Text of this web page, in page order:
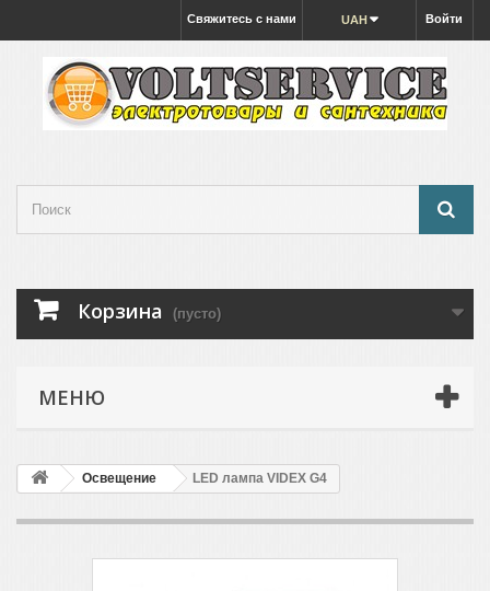
Войти
UAH
Свяжитесь с нами
Корзина (пусто)
МЕНЮ
Освещение LED лампа VIDEX G4